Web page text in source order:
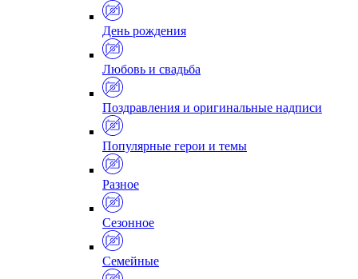
День рождения
Любовь и свадьба
Поздравления и оригинальные надписи
Популярные герои и темы
Разное
Сезонное
Семейные